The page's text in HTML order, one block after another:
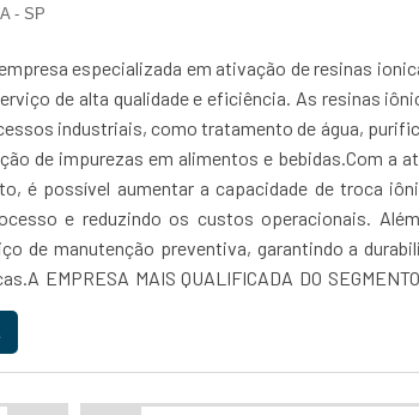
- SP
especializada em ativação de resinas
de alta qualidade e eficiência. As resinas
industriais, como tratamento de água,
de impurezas em alimentos e bebidas.Com a
é possível aumentar a capacidade de troca
e reduzindo os custos operacionais.
de manutenção preventiva, garantindo a
EMPRESA MAIS QUALIFICADA DO
qualificada e equipamentos de última
do serviço prestado. Além disso, a
atendimento personalizado, buscando
de cada cliente.Com anos de